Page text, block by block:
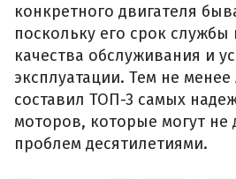
конкретного двигателя
поскольку его срок
качества обслуживания и
эксплуатации. Тем не
составил ТОП-3 самых
моторов, которые могут не
проблем десятилетиями.